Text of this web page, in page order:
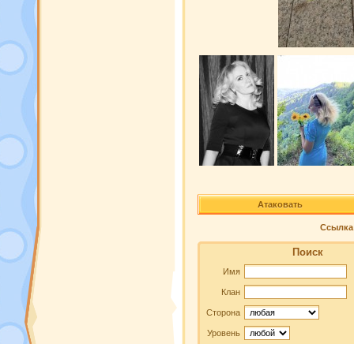
Атаковать
Ссылка
Поиск
Имя
Клан
Сторона
Уровень